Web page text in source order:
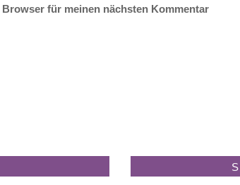
für meinen nächsten Kommentar